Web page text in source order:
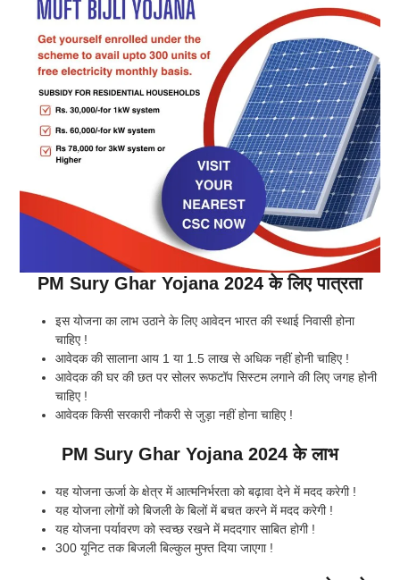
PM Sury Ghar Yojana 2024 के लिए पात्रता
इस योजना का लाभ उठाने के लिए आवेदन भारत की स्थाई निवासी होना
चाहिए !
आवेदक की सालाना आय 1 या 1.5 लाख से अधिक नहीं होनी चाहिए !
आवेदक की घर की छत पर सोलर रूफटॉप सिस्टम लगाने की लिए जगह होनी
चाहिए !
आवेदक किसी सरकारी नौकरी से जुड़ा नहीं होना चाहिए !
PM Sury Ghar Yojana 2024 के लाभ
यह योजना ऊर्जा के क्षेत्र में आत्मनिर्भरता को बढ़ावा देने में मदद करेगी !
यह योजना लोगों को बिजली के बिलों में बचत करने में मदद करेगी !
यह योजना पर्यावरण को स्वच्छ रखने में मददगार साबित होगी !
300 यूनिट तक बिजली बिल्कुल मुफ्त दिया जाएगा !